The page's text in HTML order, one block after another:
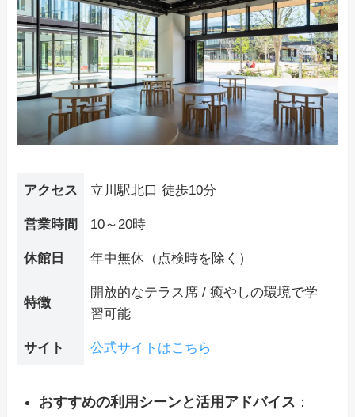
アクセス 立川駅北口 徒歩10分
営業時間 10～20時
休館日 年中無休（点検時を除く）
特徴
開放的なテラス席 / 癒やしの環境で学
習可能
サイト 公式サイトはこちら
おすすめの利用シーンと活用アドバイス ：